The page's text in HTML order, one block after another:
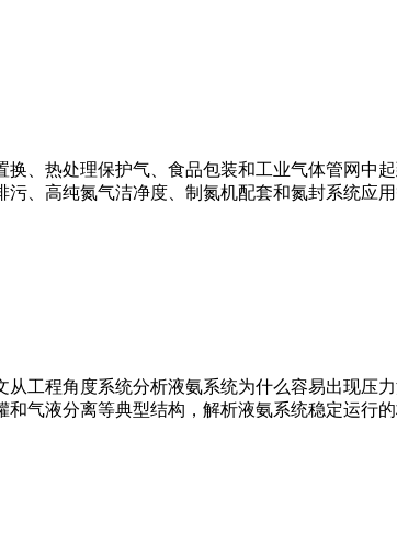
、热处理保护气、食品包装和工业气体管网中
、高纯氮气洁净度、制氮机配套和氮封系统应
工程角度系统分析液氨系统为什么容易出现压
气液分离等典型结构，解析液氨系统稳定运行的